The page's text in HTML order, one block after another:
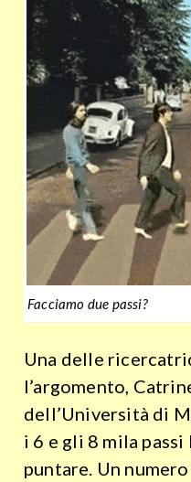
Facciamo due passi?
Una delle
l’argomento,
dell’Università di
i 6 e gli 8 mila
puntare. Un